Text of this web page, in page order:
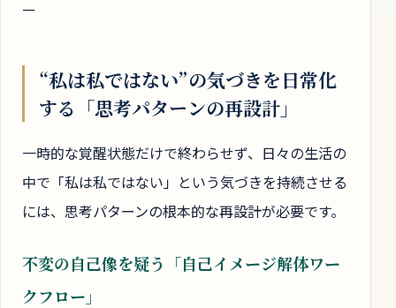
—
“私は私ではない”の気づきを日常化
する「思考パターンの再設計」
一時的な覚醒状態だけで終わらせず、日々の生活の
中で「私は私ではない」という気づきを持続させる
には、思考パターンの根本的な再設計が必要です。
不変の自己像を疑う「自己イメージ解体ワー
クフロー」